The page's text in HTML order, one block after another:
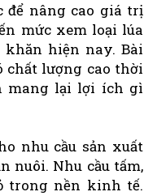
để nâng cao giá trị
mức xem loại lúa
hiện nay. Bài
chất lượng cao thời
mang lại lợi ích gì
nhu cầu sản xuất
nuôi. Nhu cầu tấm,
trong nền kinh tế.